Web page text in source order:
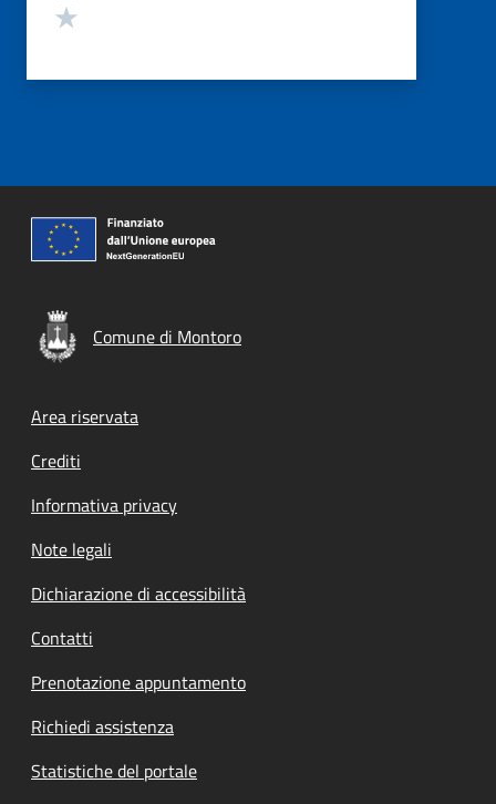
Comune di Montoro
Footer menu
Area riservata
Crediti
Informativa privacy
Note legali
Dichiarazione di accessibilità
Contatti
Prenotazione appuntamento
Richiedi assistenza
Statistiche del portale